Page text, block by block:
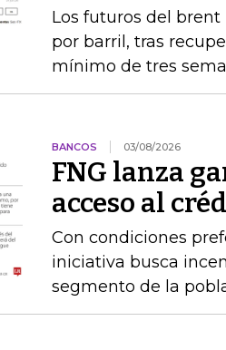
Los futuros del brent
por barril, tras
mínimo de tres
BANCOS 03/08/2026
FNG lanza
acceso al
Con condiciones
iniciativa busca
segmento de la